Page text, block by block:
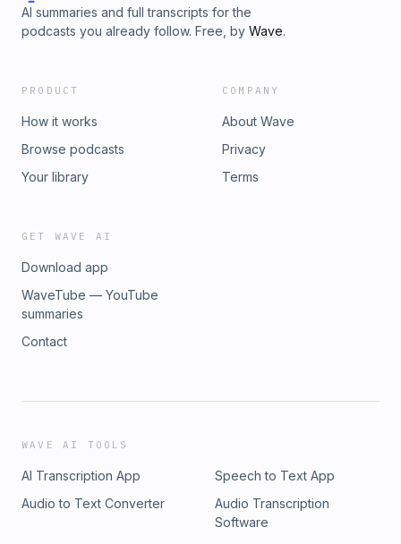
AI summaries and full transcripts for the
podcasts you already follow. Free, by Wave.
PRODUCT
How it works
Browse podcasts
Your library
COMPANY
About Wave
Privacy
Terms
GET WAVE AI
Download app
WaveTube — YouTube
summaries
Contact
WAVE AI TOOLS
AI Transcription App
Speech to Text App
Audio to Text Converter
Audio Transcription
Software